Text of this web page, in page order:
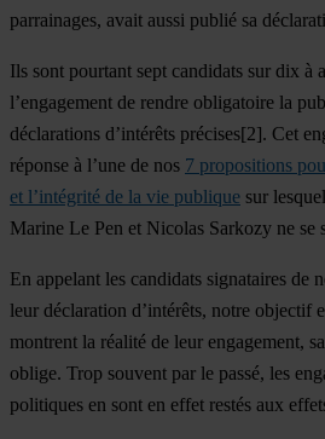
parrainages, avait aussi publié sa
Ils sont pourtant sept candidats sur dix à
l’engagement de rendre obligatoire la
déclarations d’intérêts précises[2]. Cet
réponse à l’une de nos 7 propositions
et l’intégrité de la vie publique sur
Marine Le Pen et Nicolas Sarkozy ne se
En appelant les candidats signataires de
leur déclaration d’intérêts, notre objectif
montrent la réalité de leur engagement,
oblige. Trop souvent par le passé, les
politiques en sont en effet restés aux